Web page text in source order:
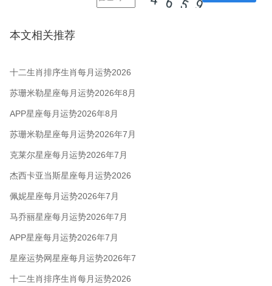
本文相关推荐
十二生肖排序生肖每月运势2026
年8月
苏珊米勒星座每月运势2026年8月
APP星座每月运势2026年8月
苏珊米勒星座每月运势2026年7月
克莱尔星座每月运势2026年7月
杰西卡亚当斯星座每月运势2026
年7月
佩妮星座每月运势2026年7月
马乔丽星座每月运势2026年7月
APP星座每月运势2026年7月
星座运势网星座每月运势2026年7
月
十二生肖排序生肖每月运势2026